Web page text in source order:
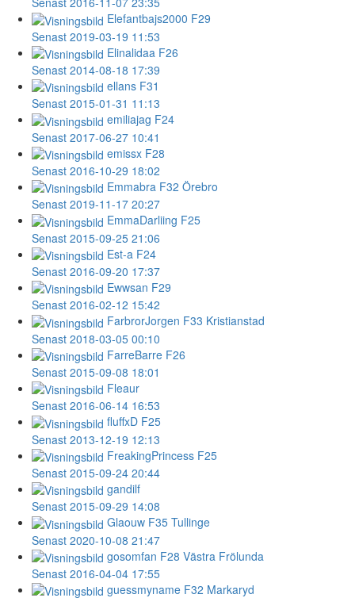
Elefantbajs2000 F29
Senast 2019-03-19 11:53
Elinalidaa F26
Senast 2014-08-18 17:39
ellans F31
Senast 2015-01-31 11:13
emiliajag F24
Senast 2017-06-27 10:41
emissx F28
Senast 2016-10-29 18:02
Emmabra F32 Örebro
Senast 2019-11-17 20:27
EmmaDarliing F25
Senast 2015-09-25 21:06
Est-a F24
Senast 2016-09-20 17:37
Ewwsan F29
Senast 2016-02-12 15:42
FarbrorJorgen F33 Kristianstad
Senast 2018-03-05 00:10
FarreBarre F26
Senast 2015-09-08 18:01
Fleaur
Senast 2016-06-14 16:53
fluffxD F25
Senast 2013-12-19 12:13
FreakingPrincess F25
Senast 2015-09-24 20:44
gandilf
Senast 2015-09-29 14:08
Glaouw F35 Tullinge
Senast 2020-10-08 21:47
gosomfan F28 Västra Frölunda
Senast 2016-04-04 17:55
guessmyname F32 Markaryd